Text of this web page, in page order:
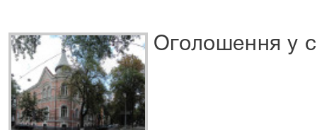
Оголошення у